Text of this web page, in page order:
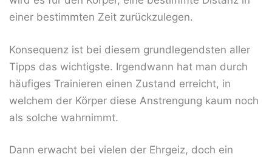
einer bestimmten Zeit zurückzulegen.
Konsequenz ist bei diesem grundlegendsten aller
Tipps das wichtigste. Irgendwann hat man durch
häufiges Trainieren einen Zustand erreicht, in
welchem der Körper diese Anstrengung kaum noch
als solche wahrnimmt.
Dann erwacht bei vielen der Ehrgeiz, doch ein